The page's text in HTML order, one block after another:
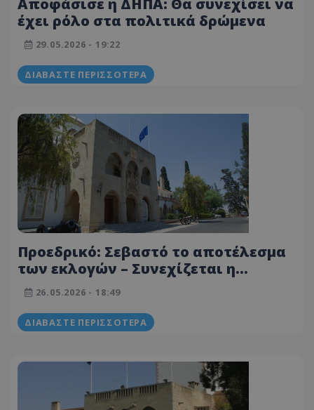
Αποφάσισε η ΔΗΠΑ: Θα συνεχίσει να
έχει ρόλο στα πολιτικά δρώμενα
29.05.2026 - 19:22
ΔΙΑΒΆΣΤΕ ΠΕΡΙΣΣΌΤΕΡΑ
Προεδρικό: Σεβαστό το αποτέλεσμα
των εκλογών – Συνεχίζεται η
συνεργασία με ΕΔΕΚ και ΔΗΠΑ εκτός
Βουλής
26.05.2026 - 18:49
ΔΙΑΒΆΣΤΕ ΠΕΡΙΣΣΌΤΕΡΑ